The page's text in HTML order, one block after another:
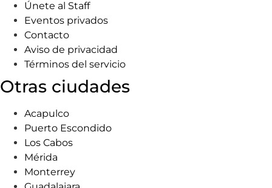
Únete al Staff
Eventos privados
Contacto
Aviso de privacidad
Términos del servicio
Otras ciudades
Acapulco
Puerto Escondido
Los Cabos
Mérida
Monterrey